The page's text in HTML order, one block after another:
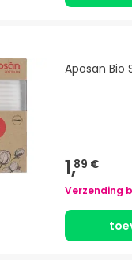
Aposan Bio
1,89 €
Verzending